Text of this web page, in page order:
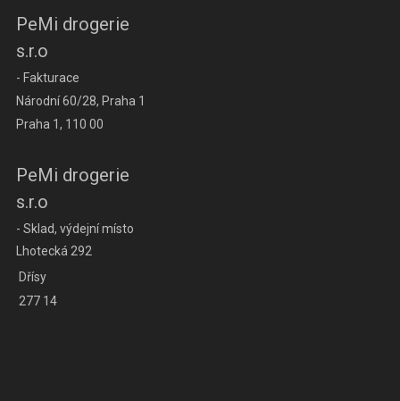
PeMi drogerie
s.r.o
- Fakturace
Národní 60/28, Praha 1
Praha 1, 110 00
PeMi drogerie
s.r.o
- Sklad, výdejní místo
Lhotecká 292
Dřísy
277 14